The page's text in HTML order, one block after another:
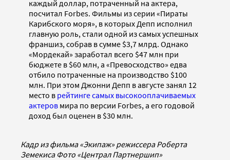
каждый доллар, потраченный на актера,
посчитал Forbes. Фильмы из серии «Пираты
Карибского моря», в которых Депп исполнил
главную роль, стали одной из самых успешных
франшиз, собрав в сумме $3,7 млрд. Однако
«Мордекай» заработал всего $47 млн при
бюджете в $60 млн, а «Превосходство» едва
отбило потраченные на производство $100
млн. При этом Джонни Депп в августе занял 12
место в рейтинге самых высокооплачиваемых
актеров мира по версии Forbes, а его годовой
доход был оценен в $30 млн.
Кадр из фильма «Экипаж» режиссера Роберта
Земекиса Фото «Централ Партнершип»